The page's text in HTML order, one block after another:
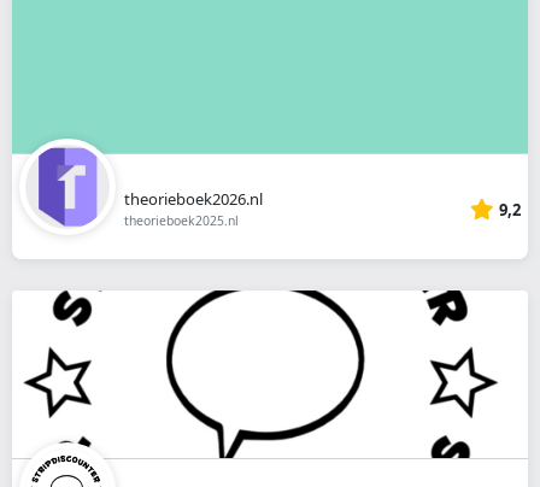
theorieboek2026.nl
theorieboek2025.nl 9,2